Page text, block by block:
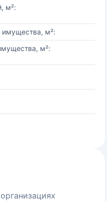
м²:
имущества, м²:
м²: